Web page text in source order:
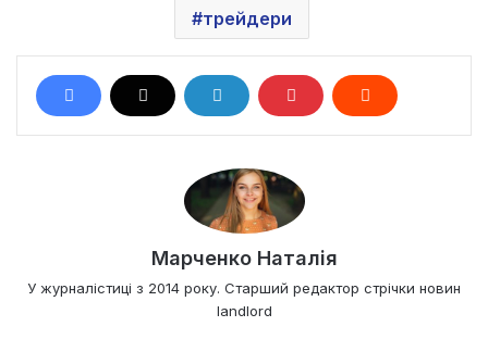
трейдери
Марченко Наталія
У журналістиці з 2014 року. Старший редактор стрічки новин
landlord